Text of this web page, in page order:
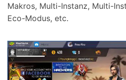
Makros, Multi-Instanz, Multi-
Eco-Modus, etc.